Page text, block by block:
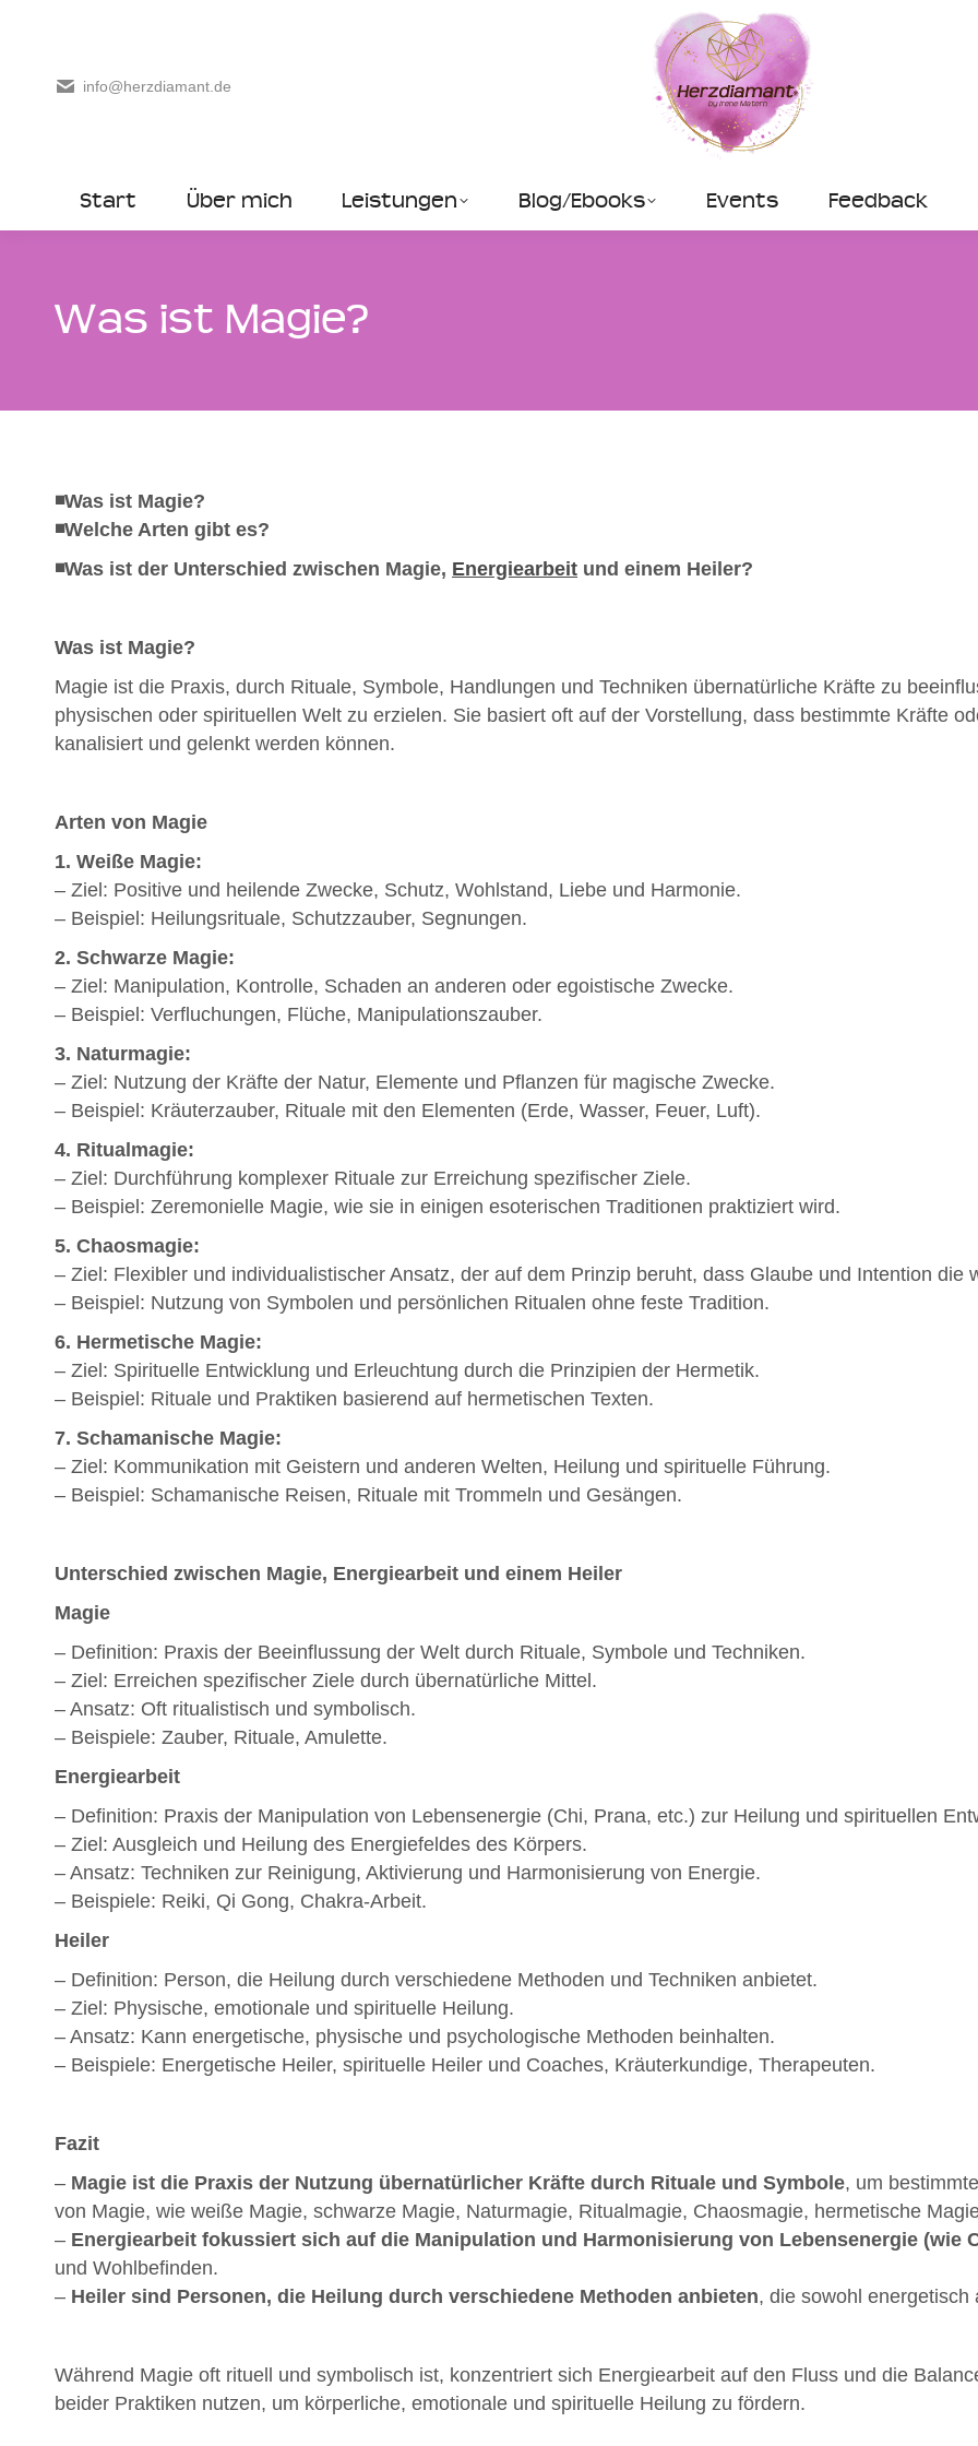
info@herzdiamant.de
Start Über mich Leistungen Blog/Ebooks Events Feedback
Was ist Magie?
◾️Was ist Magie?
◾️Welche Arten gibt es?
◾️Was ist der Unterschied zwischen Magie, Energiearbeit und einem Heiler?
Was ist Magie?
Magie ist die Praxis, durch Rituale, Symbole, Handlungen und Techniken übernatürliche Kräfte zu
physischen oder spirituellen Welt zu erzielen. Sie basiert oft auf der Vorstellung, dass bestimmte Kräfte
kanalisiert und gelenkt werden können.
Arten von Magie
1. Weiße Magie:
– Ziel: Positive und heilende Zwecke, Schutz, Wohlstand, Liebe und Harmonie.
– Beispiel: Heilungsrituale, Schutzzauber, Segnungen.
2. Schwarze Magie:
– Ziel: Manipulation, Kontrolle, Schaden an anderen oder egoistische Zwecke.
– Beispiel: Verfluchungen, Flüche, Manipulationszauber.
3. Naturmagie:
– Ziel: Nutzung der Kräfte der Natur, Elemente und Pflanzen für magische Zwecke.
– Beispiel: Kräuterzauber, Rituale mit den Elementen (Erde, Wasser, Feuer, Luft).
4. Ritualmagie:
– Ziel: Durchführung komplexer Rituale zur Erreichung spezifischer Ziele.
– Beispiel: Zeremonielle Magie, wie sie in einigen esoterischen Traditionen praktiziert wird.
5. Chaosmagie:
– Ziel: Flexibler und individualistischer Ansatz, der auf dem Prinzip beruht, dass Glaube und Intention die
– Beispiel: Nutzung von Symbolen und persönlichen Ritualen ohne feste Tradition.
6. Hermetische Magie:
– Ziel: Spirituelle Entwicklung und Erleuchtung durch die Prinzipien der Hermetik.
– Beispiel: Rituale und Praktiken basierend auf hermetischen Texten.
7. Schamanische Magie:
– Ziel: Kommunikation mit Geistern und anderen Welten, Heilung und spirituelle Führung.
– Beispiel: Schamanische Reisen, Rituale mit Trommeln und Gesängen.
Unterschied zwischen Magie, Energiearbeit und einem Heiler
Magie
– Definition: Praxis der Beeinflussung der Welt durch Rituale, Symbole und Techniken.
– Ziel: Erreichen spezifischer Ziele durch übernatürliche Mittel.
– Ansatz: Oft ritualistisch und symbolisch.
– Beispiele: Zauber, Rituale, Amulette.
Energiearbeit
– Definition: Praxis der Manipulation von Lebensenergie (Chi, Prana, etc.) zur Heilung und spirituellen
– Ziel: Ausgleich und Heilung des Energiefeldes des Körpers.
– Ansatz: Techniken zur Reinigung, Aktivierung und Harmonisierung von Energie.
– Beispiele: Reiki, Qi Gong, Chakra-Arbeit.
Heiler
– Definition: Person, die Heilung durch verschiedene Methoden und Techniken anbietet.
– Ziel: Physische, emotionale und spirituelle Heilung.
– Ansatz: Kann energetische, physische und psychologische Methoden beinhalten.
– Beispiele: Energetische Heiler, spirituelle Heiler und Coaches, Kräuterkundige, Therapeuten.
Fazit
– Magie ist die Praxis der Nutzung übernatürlicher Kräfte durch Rituale und Symbole, um
von Magie, wie weiße Magie, schwarze Magie, Naturmagie, Ritualmagie, Chaosmagie, hermetische
– Energiearbeit fokussiert sich auf die Manipulation und Harmonisierung von Lebensenergie (wie
und Wohlbefinden.
– Heiler sind Personen, die Heilung durch verschiedene Methoden anbieten, die sowohl energetisch
Während Magie oft rituell und symbolisch ist, konzentriert sich Energiearbeit auf den Fluss und die
beider Praktiken nutzen, um körperliche, emotionale und spirituelle Heilung zu fördern.